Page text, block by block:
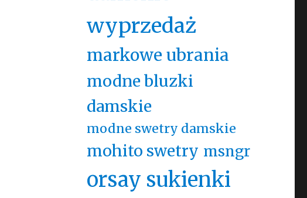
wyprzedaż
markowe ubrania
modne bluzki
damskie
modne swetry damskie
mohito swetry msngr
orsay sukienki